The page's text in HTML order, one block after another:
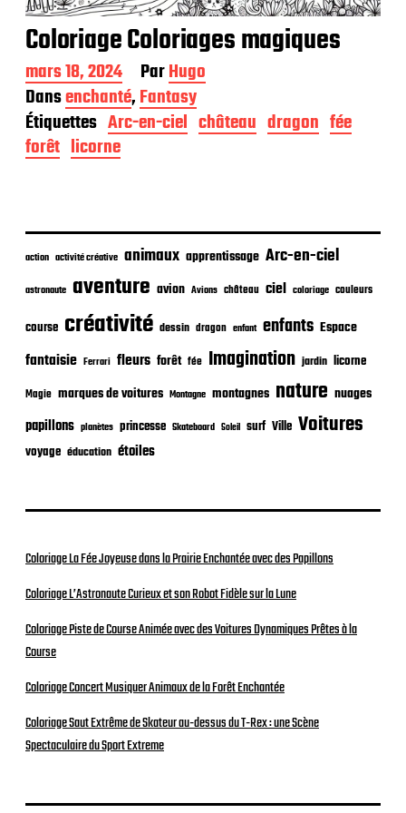
Coloriage Coloriages magiques
D
a
t
e
d
e
l
i
a
i
n
mars 18, 2024 ParHugo
Dansenchanté,Fantasy
Étiquettes Arc-en-ciel château dragon fée
forêt licorne
action activité créative animaux apprentissage Arc-en-ciel
astronaute aventure avion Avions château ciel coloriage couleurs
course créativité dessin dragon enfant enfants Espace
fantaisie Ferrari fleurs forêt fée Imagination jardin licorne
Magie marques de voitures Montagne montagnes nature nuages
papillons planètes princesse Skateboard Soleil surf Ville Voitures
voyage éducation étoiles
Coloriage La Fée Joyeuse dans la Prairie Enchantée avec des Papillons
Coloriage L’Astronaute Curieux et son Robot Fidèle sur la Lune
Coloriage Piste de Course Animée avec des Voitures Dynamiques Prêtes à la
Course
Coloriage Concert Musiquer Animaux de la Forêt Enchantée
Coloriage Saut Extrême de Skateur au-dessus du T-Rex : une Scène
Spectaculaire du Sport Extreme